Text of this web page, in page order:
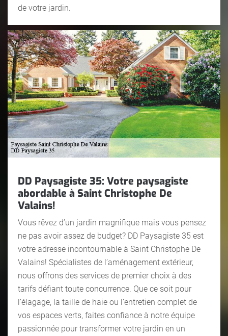
de votre jardin.
DD Paysagiste 35: Votre paysagiste
abordable à Saint Christophe De
Valains!
Vous rêvez d’un jardin magnifique mais vous pensez
ne pas avoir assez de budget? DD Paysagiste 35 est
votre adresse incontournable à Saint Christophe De
Valains! Spécialistes de l’aménagement extérieur,
nous offrons des services de premier choix à des
tarifs défiant toute concurrence. Que ce soit pour
l’élagage, la taille de haie ou l’entretien complet de
vos espaces verts, faites confiance à notre équipe
passionnée pour transformer votre jardin en un